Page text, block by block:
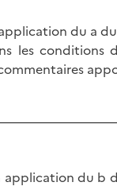
du a
les conditions
application du b